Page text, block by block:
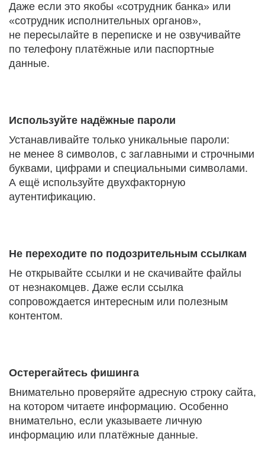
Даже если это якобы «сотрудник банка» или
«сотрудник исполнительных органов»,
не пересылайте в переписке и не озвучивайте
по телефону платёжные или паспортные
данные.
Используйте надёжные пароли
Устанавливайте только уникальные пароли:
не менее 8 символов, с заглавными и строчными
буквами, цифрами и специальными символами.
А ещё используйте двухфакторную
аутентификацию.
Не переходите по подозрительным ссылкам
Не открывайте ссылки и не скачивайте файлы
от незнакомцев. Даже если ссылка
сопровождается интересным или полезным
контентом.
Остерегайтесь фишинга
Внимательно проверяйте адресную строку сайта,
на котором читаете информацию. Особенно
внимательно, если указываете личную
информацию или платёжные данные.